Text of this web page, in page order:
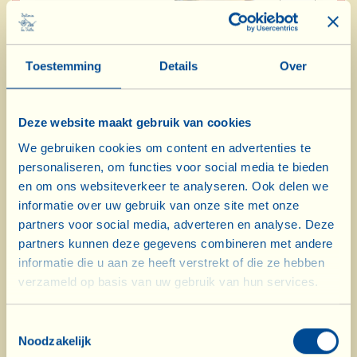
Toestemming Details Over
Deze website maakt gebruik van cookies
We gebruiken cookies om content en advertenties te
personaliseren, om functies voor social media te bieden
en om ons websiteverkeer te analyseren. Ook delen we
informatie over uw gebruik van onze site met onze
partners voor social media, adverteren en analyse. Deze
partners kunnen deze gegevens combineren met andere
informatie die u aan ze heeft verstrekt of die ze hebben
verzameld op basis van uw gebruik van hun services.
Noodzakelijk
4,55 x 4=
€ 18,20
Pesto
(klassieke pestosaus van
Doos met 4
potjes van 180 g